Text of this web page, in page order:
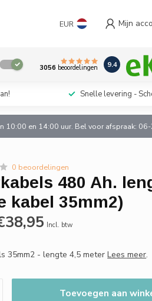
EUR Mijn
3056 beoordelingen 9.4
Snelle levering -
10:00 en 14:00 uur. Bel voor afspraak:
0 beoordelingen
480 Ah.
kabel 35mm2)
Incl. btw
35mm2 - lengte 4,5 meterLees meer.
Toevoegen aan